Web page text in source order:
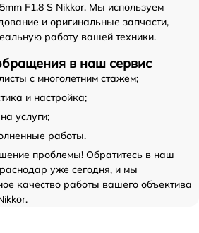
F1.8 S Nikkor. Мы используем
и оригинальные запчасти,
работу вашей техники.
в наш сервис
с многолетним стажем;
и настройка;
услуги;
работы.
проблемы! Обратитесь в наш
уже сегодня, и мы
качество работы вашего объектива